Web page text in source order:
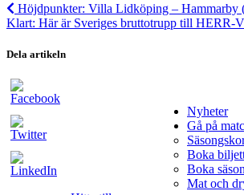
Höjdpunkter: Villa Lidköping – Hammarby
Klart: Här är Sveriges bruttotrupp till HERR-
Dela artikeln
Nyheter
Gå på
Boka
Boka
Mat och